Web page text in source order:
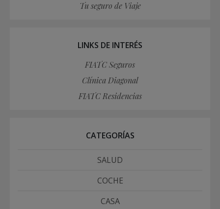
Tu seguro de Viaje
LINKS DE INTERÉS
FIATC Seguros
Clínica Diagonal
FIATC Residencias
CATEGORÍAS
SALUD
COCHE
CASA